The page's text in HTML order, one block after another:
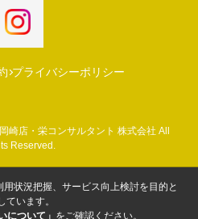
プライバシーポリシー
崎店・栄コンサルタント 株式会社 All
Reserved.
状況把握、サービス向上検討を目的と
います。
について」 をご確認ください。